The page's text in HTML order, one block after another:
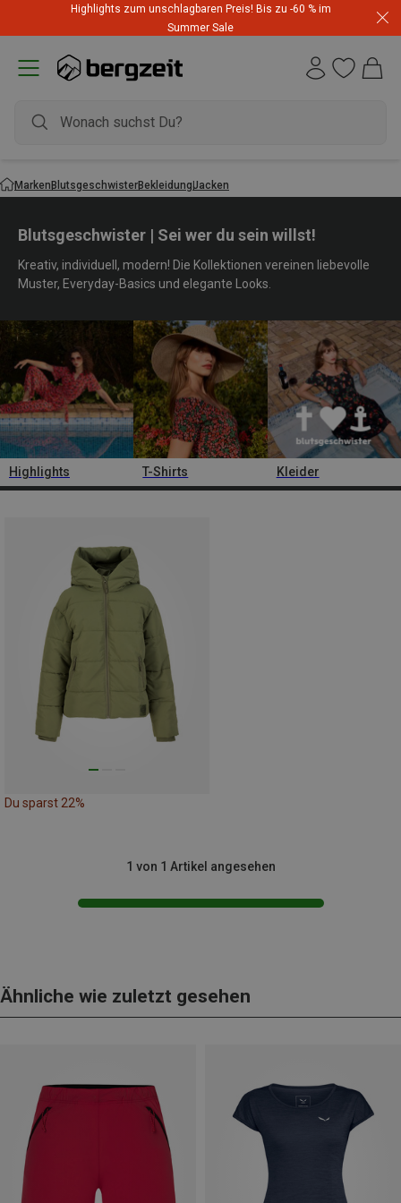
Highlights zum unschlagbaren Preis! Bis zu -60 % im
Summer Sale
MarkenBlutsgeschwisterBekleidungJacken
Blutsgeschwister | Sei wer du sein willst!
Kreativ, individuell, modern! Die Kollektionen vereinen liebevolle
Muster, Everyday-Basics und elegante Looks.
Highlights T-Shirts Kleider
Du sparst 22%
1 von 1 Artikel angesehen
Ähnliche wie zuletzt gesehen